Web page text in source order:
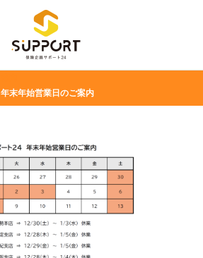
年末年始営業日のご案内